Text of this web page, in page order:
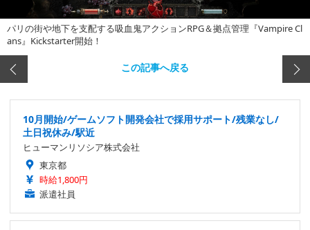
パリの街や地下を支配する吸血鬼アクションRPG＆拠点管理『Vampire Cl
ans』Kickstarter開始！
この記事へ戻る
10月開始/ゲームソフト開発会社で採用サポート/残業なし/
土日祝休み/駅近
ヒューマンリソシア株式会社
東京都
時給1,800円
派遣社員